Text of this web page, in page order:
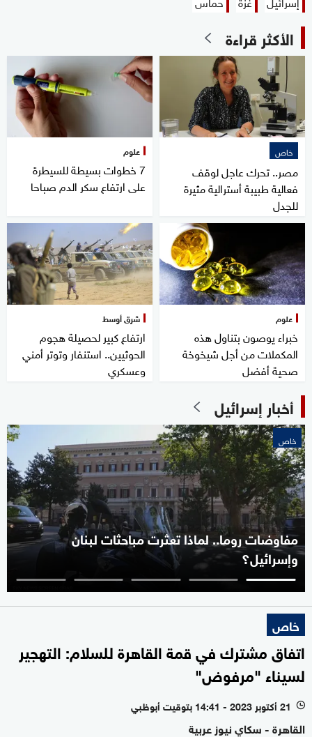
الأكثر قراءة
خاص
مصر.. تحرك عاجل لوقف
فعالية طبيبة أسترالية مثيرة
للجدل
علوم
7 خطوات بسيطة للسيطرة
على ارتفاع سكر الدم صباحا
علوم
خبراء يوصون بتناول هذه
المكملات من أجل شيخوخة
صحية أفضل
شرق أوسط
ارتفاع كبير لحصيلة هجوم
الحوثيين.. استنفار وتوتر أمني
وعسكري
أخبار إسرائيل
خاص
مفاوضات روما.. لماذا تعثرت مباحثات لبنان
وإسرائيل؟
خاص
اتفاق مشترك في قمة القاهرة للسلام: التهجير
لسيناء "مرفوض"
l 21 أكتوبر 2023 - 14:41 بتوقيت أبوظبي
القاهرة - سكاي نيوز عربية